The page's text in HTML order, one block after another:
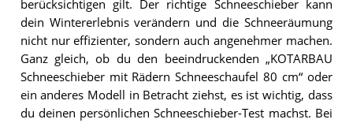
berücksichtigen gilt. Der richtige Schneeschieber kann
dein Wintererlebnis verändern und die Schneeräumung
nicht nur effizienter, sondern auch angenehmer machen.
Ganz gleich, ob du den beeindruckenden „KOTARBAU
Schneeschieber mit Rädern Schneeschaufel 80 cm“ oder
ein anderes Modell in Betracht ziehst, es ist wichtig, dass
du deinen persönlichen Schneeschieber-Test machst. Bei